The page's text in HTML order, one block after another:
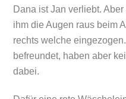
Dana ist Jan verliebt.
ihm die Augen raus beim
rechts welche
befreundet, haben aber
dabei.